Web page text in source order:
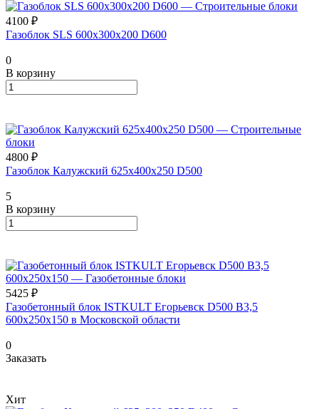
4100 ₽
Газоблок SLS 600х300х200 D600
0
В корзину
4800 ₽
Газоблок Калужский 625х400х250 D500
5
В корзину
5425 ₽
Газобетонный блок ISTKULT Егорьевск D500 B3,5
600x250x150 в Московской области
0
Заказать
Хит